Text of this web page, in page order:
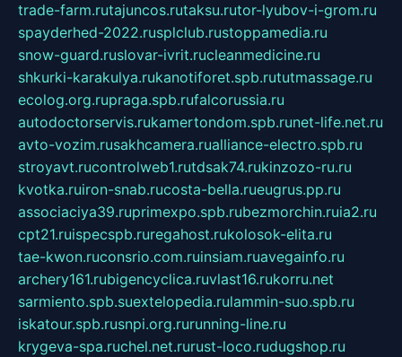
trade-farm.rutajuncos.rutaksu.rutor-lyubov-i-grom.ru
spayderhed-2022.rusplclub.rustoppamedia.ru
snow-guard.ruslovar-ivrit.rucleanmedicine.ru
shkurki-karakulya.rukanotiforet.spb.rututmassage.ru
ecolog.org.rupraga.spb.rufalcorussia.ru
autodoctorservis.rukamertondom.spb.runet-life.net.ru
avto-vozim.rusakhcamera.rualliance-electro.spb.ru
stroyavt.rucontrolweb1.rutdsak74.rukinzozo-ru.ru
kvotka.ruiron-snab.rucosta-bella.rueugrus.pp.ru
associaciya39.ruprimexpo.spb.rubezmorchin.ruia2.ru
cpt21.ruispecspb.ruregahost.rukolosok-elita.ru
tae-kwon.ruconsrio.com.ruinsiam.ruavegainfo.ru
archery161.rubigencyclica.ruvlast16.rukorru.net
sarmiento.spb.suextelopedia.rulammin-suo.spb.ru
iskatour.spb.rusnpi.org.rurunning-line.ru
krygeva-spa.ruchel.net.rurust-loco.rudugshop.ru